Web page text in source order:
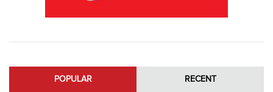
POPULAR RECENT